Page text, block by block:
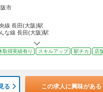
市
線 長田(大阪)駅
な線 長田(大阪)駅
取得実績有り スキルアップ 駅チカ
店
る この求人に興味がある